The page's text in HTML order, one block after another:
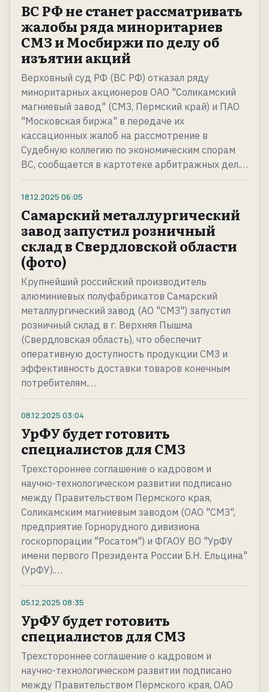
ВС РФ не станет рассматривать
жалобы ряда миноритариев
СМЗ и Мосбиржи по делу об
изъятии акций
Верховный суд РФ (ВС РФ) отказал ряду
миноритарных акционеров ОАО "Соликамский
магниевый завод" (СМЗ, Пермский край) и ПАО
"Московская биржа" в передаче их
кассационных жалоб на рассмотрение в
Судебную коллегию по экономическим спорам
ВС, сообщается в картотеке арбитражных дел.…
18.12.2025 06:05
Самарский металлургический
завод запустил розничный
склад в Свердловской области
(фото)
Крупнейший российский производитель
алюминиевых полуфабрикатов Самарский
металлургический завод (АО "СМЗ") запустил
розничный склад в г. Верхняя Пышма
(Свердловская область), что обеспечит
оперативную доступность продукции СМЗ и
эффективность доставки товаров конечным
потребителям.…
08.12.2025 03:04
УрФУ будет готовить
специалистов для СМЗ
Трехстороннее соглашение о кадровом и
научно-технологическом развитии подписано
между Правительством Пермского края,
Соликамским магниевым заводом (ОАО "СМЗ",
предприятие Горнорудного дивизиона
госкорпорации "Росатом") и ФГАОУ ВО "УрФУ
имени первого Президента России Б.Н. Ельцина"
(УрФУ).…
05.12.2025 08:35
УрФУ будет готовить
специалистов для СМЗ
Трехстороннее соглашение о кадровом и
научно-технологическом развитии подписано
между Правительством Пермского края, ОАО